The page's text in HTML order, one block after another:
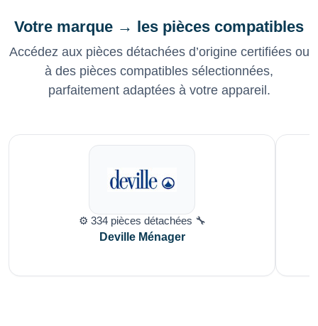
Votre marque → les pièces compatibles
Accédez aux pièces détachées d’origine certifiées ou
à des pièces compatibles sélectionnées,
parfaitement adaptées à votre appareil.
⚙️ 334 pièces détachées 🔧
Deville Ménager